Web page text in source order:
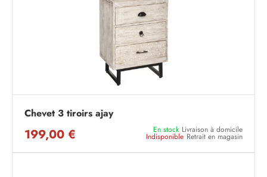
Chevet 3 tiroirs ajay
199,00 € En stock Livraison à domicile
Indisponible Retrait en magasin